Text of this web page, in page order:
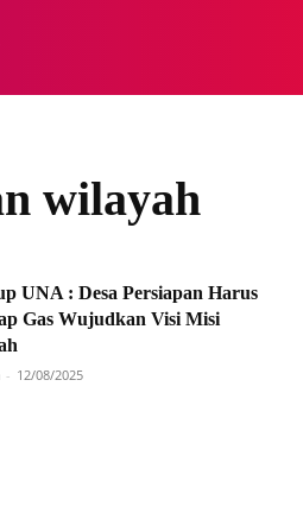
wilayah
UNA : Desa Persiapan Harus
Gas Wujudkan Visi Misi
- 12/08/2025